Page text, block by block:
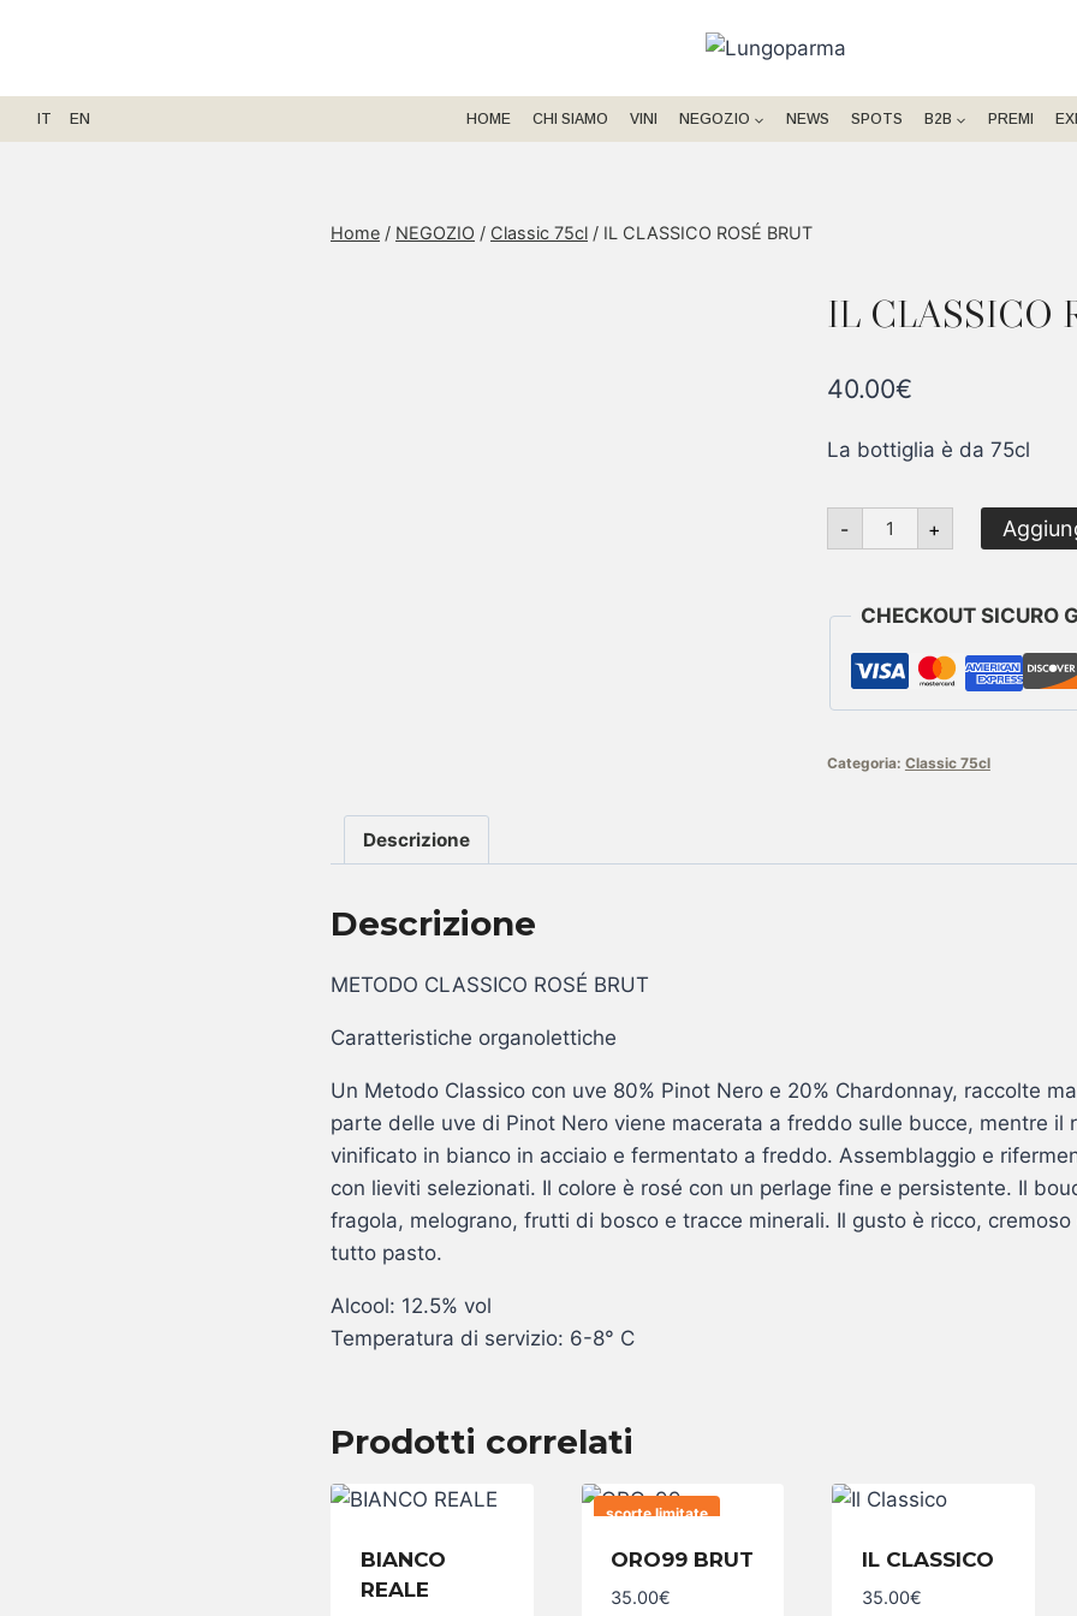
IT EN HOME CHI SIAMO VINI NEGOZIO NEWS SPOTS B2B PREMI
Home / NEGOZIO / Classic 75cl / IL CLASSICO ROSÉ BRUT
IL CLASSICO
40.00€
La bottiglia è da 75cl
-
IL
CLASSICO
ROSÉ
+
CHECKOUT SICURO
Categoria: Classic 75cl
Descrizione
Descrizione
METODO CLASSICO ROSÉ BRUT
Caratteristiche organolettiche
Un Metodo Classico con uve 80% Pinot Nero e 20% Chardonnay, raccolte
parte delle uve di Pinot Nero viene macerata a freddo sulle bucce, mentre il
vinificato in bianco in acciaio e fermentato a freddo. Assemblaggio e
con lieviti selezionati. Il colore è rosé con un perlage fine e persistente. Il
fragola, melograno, frutti di bosco e tracce minerali. Il gusto è ricco, cremoso
tutto pasto.
Alcool: 12.5% vol
Temperatura di servizio: 6-8° C
Prodotti correlati
BIANCO
REALEBIANCO
scorte limitate
ORO99 BRUT
35.00€
ORO99
BRUT
quantità
IL CLASSICO
35.00€
Il
Classico
quantità